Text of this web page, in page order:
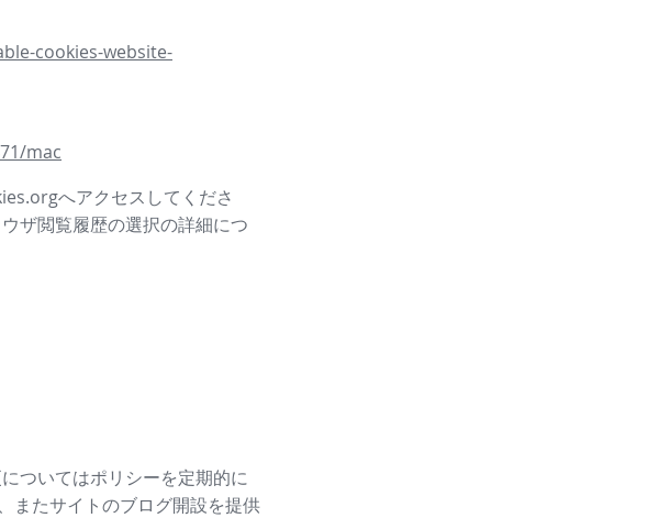
cookies-website-
mac
へアクセスしてくださ
ザ閲覧履歴の選択の詳細につ
ついてはポリシーを定期的に
またサイトのブログ開設を提供